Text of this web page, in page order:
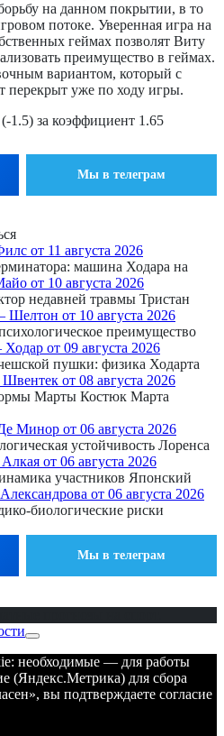
на данном покрытии, в то
потоке. Уверенная игра на
геймах позволят Виту
преимущество в геймах.
вариантом, который с
перекрыт уже по ходу игры.
за коэффициент 1.65
Мы в телеграм
от 11 августа 2026
машина Ходара на
от 10 августа 2026
недавней травмы Тристан
от 10 августа 2026
преимущество
от 09 августа 2026
пушки: физика Ходарта
от 08 августа 2026
Марты Костюк Марта
Минор от 06 августа 2026
устойчивость Лоренса
от 06 августа 2026
участников Японский
от 06 августа 2026
биологические риски
Мы в телеграм
необходимые — для работы
(Яндекс.Метрика) для сбора
вы подтверждаете согласие